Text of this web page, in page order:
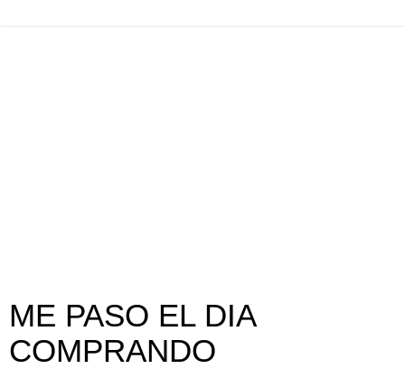
ME PASO EL DIA
COMPRANDO